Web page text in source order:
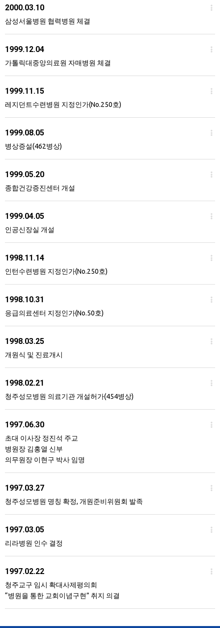
2000.03.10
삼성서울병원 협력병원 체결
1999.12.04
가톨릭대중앙의료원 자매병원 체결
1999.11.15
레지던트수련병원 지정인가(No.250호)
1999.08.05
병상증설(462병상)
1999.05.20
종합건강증진센터 개설
1999.04.05
인공신장실 개설
1998.11.14
인턴수련병원 지정인가(No.250호)
1998.10.31
응급의료센터 지정인가(No.50호)
1998.03.25
개원식 및 진료개시
1998.02.21
청주성모병원 의료기관 개설허가(454병상)
1997.06.30
초대 이사장 정진석 주교
병원장 김홍열 신부
의무원장 이현구 박사 임명
1997.03.27
청주성모병원 명칭 확정, 개원준비위원회 발족
1997.03.05
리라병원 인수 결정
1997.02.22
청주교구 임시 확대사제평의회
“병원을 통한 교회이념구현” 취지 의결